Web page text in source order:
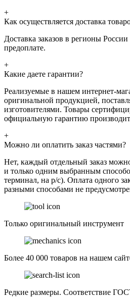
+
Как осуществляется доставка
Доставка заказов в регионы
предоплате.
+
Какие даете гарантии?
Реализуемые в нашем интернет-
оригинальной продукцией,
изготовителями. Товары
официальную гарантию
+
Можно ли оплатить заказ частями?
Нет, каждый отдельный заказ
и только одним выбранным
терминал, на р/с). Оплата одного
разными способами не
Только оригинальный инструмент
Более 40 000 товаров на нашем
Редкие размеры. Соответствие